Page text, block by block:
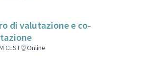
di valutazione e co-
CEST Online